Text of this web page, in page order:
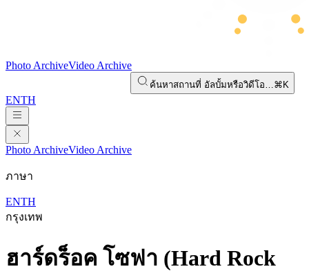
Photo ArchiveVideo Archive
ค้นหาสถานที่ อัลบั้มหรือวิดีโอ…⌘K
ENTH
Photo ArchiveVideo Archive
ภาษา
ENTH
กรุงเทพ
ฮาร์ดร็อค โซฟา (Hard Rock